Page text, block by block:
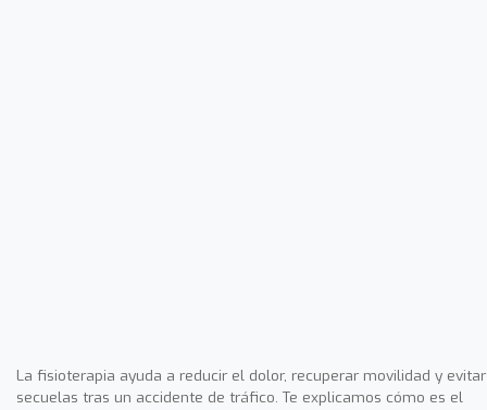
La fisioterapia ayuda a reducir el dolor, recuperar movilidad y evitar
secuelas tras un accidente de tráfico. Te explicamos cómo es el